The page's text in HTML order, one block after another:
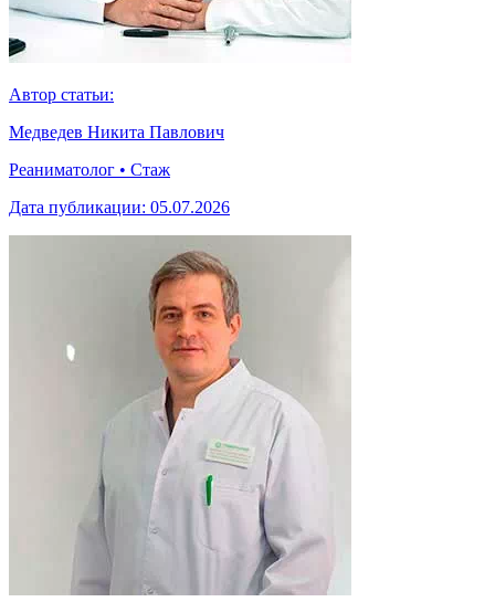
Автор статьи:
Медведев Никита Павлович
Реаниматолог • Стаж
Дата публикации: 05.07.2026